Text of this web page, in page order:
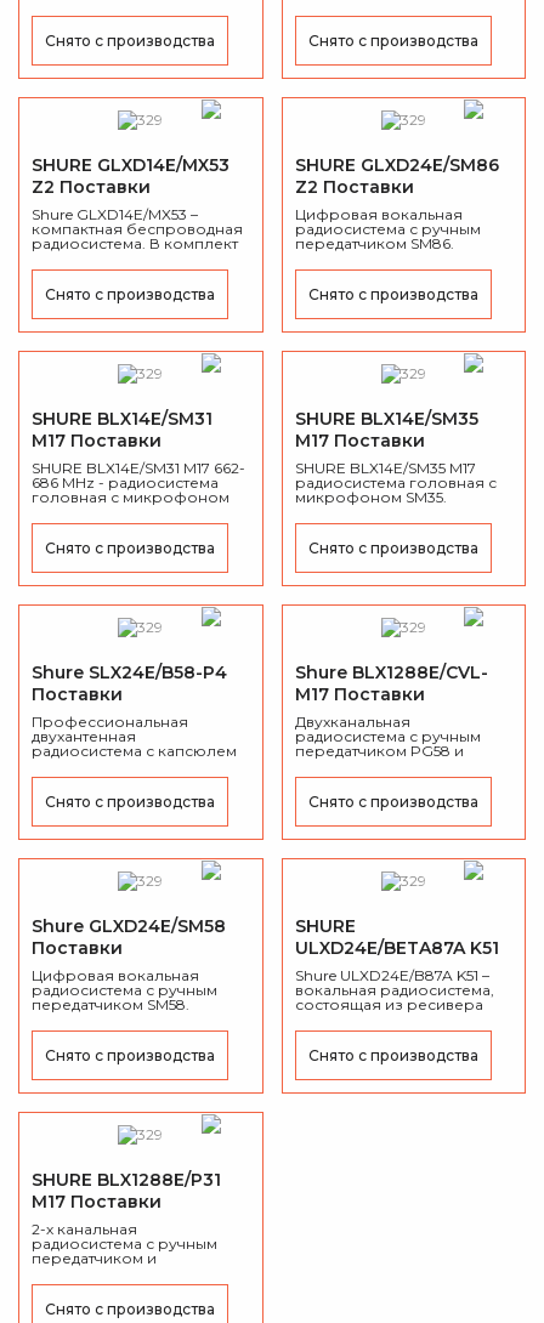
микрофоном SM35 и
ручным микрофоном
SHURE BLX2/SM58.
Снято с производства
ручным микрофоном BLX2
/ PG58.
Снято с производства
SHURE GLXD14E/MX53
Z2 Поставки
приостановлены
Shure GLXD14E/MX53 –
компактная беспроводная
радиосистема. В комплект
трансмиттер GLXD1 и
микрофон MX153.
Снято с производства
SHURE GLXD24E/SM86
Z2 Поставки
приостановлены
Цифровая вокальная
радиосистема с ручным
передатчиком SM86.
Снято с производства
SHURE BLX14E/SM31
M17 Поставки
приостановлены
SHURE BLX14E/SM31 M17 662-
686 MHz - радиосистема
головная с микрофоном
Снято с производства
SHURE BLX14E/SM35
M17 Поставки
приостановлены
SHURE BLX14E/SM35 M17
радиосистема головная с
микрофоном SM35.
Снято с производства
Shure SLX24E/B58-P4
Поставки
приостановлены
Профессиональная
двухантенная
радиосистема с капсюлем
до 8 часов работы от
батарей.
Снято с производства
Shure BLX1288E/CVL-
M17 Поставки
приостановлены
Двухканальная
радиосистема с ручным
передатчиком PG58 и
CVL-B/C.
Снято с производства
Shure GLXD24E/SM58
Поставки
приостановлены
Цифровая вокальная
радиосистема с ручным
передатчиком SM58.
Снято с производства
SHURE
ULXD24E/BETA87A K51
Поставки
приостановлены
Shure ULXD24E/B87A K51 –
вокальная радиосистема,
состоящая из ресивера
ULXD2 с капсюлем Beta 87A.
Снято с производства
SHURE BLX1288E/P31
M17 Поставки
приостановлены
2-х канальная
радиосистема с ручным
передатчиком и
Снято с производства